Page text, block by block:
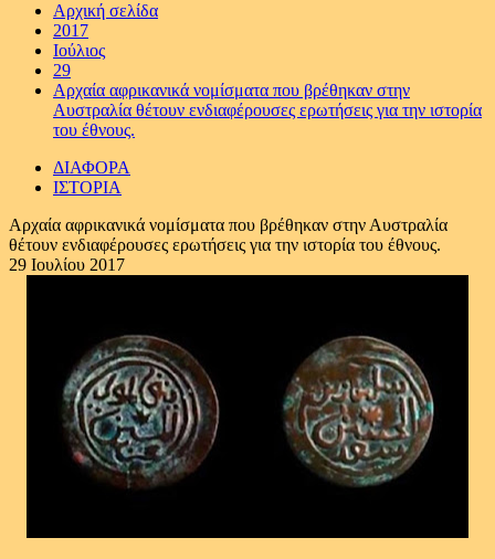
Αρχική σελίδα
2017
Ιούλιος
29
Αρχαία αφρικανικά νομίσματα που βρέθηκαν στην
Αυστραλία θέτουν ενδιαφέρουσες ερωτήσεις για την ιστορία
του έθνους.
ΔΙΑΦΟΡΑ
ΙΣΤΟΡΙΑ
Αρχαία αφρικανικά νομίσματα που βρέθηκαν στην Αυστραλία
θέτουν ενδιαφέρουσες ερωτήσεις για την ιστορία του έθνους.
29 Ιουλίου 2017